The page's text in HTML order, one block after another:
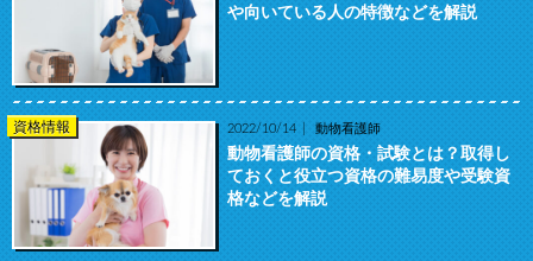
や向いている人の特徴などを解説
資格情報 2022/10/14 動物看護師
動物看護師の資格・試験とは？取得し
ておくと役立つ資格の難易度や受験資
格などを解説